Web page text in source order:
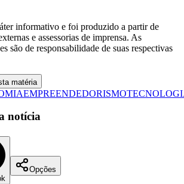
informativo e foi produzido a partir de
e assessorias de imprensa. As
são de responsabilidade de suas respectivas
matéria
EMPREENDEDORISMO
notícia
Opções